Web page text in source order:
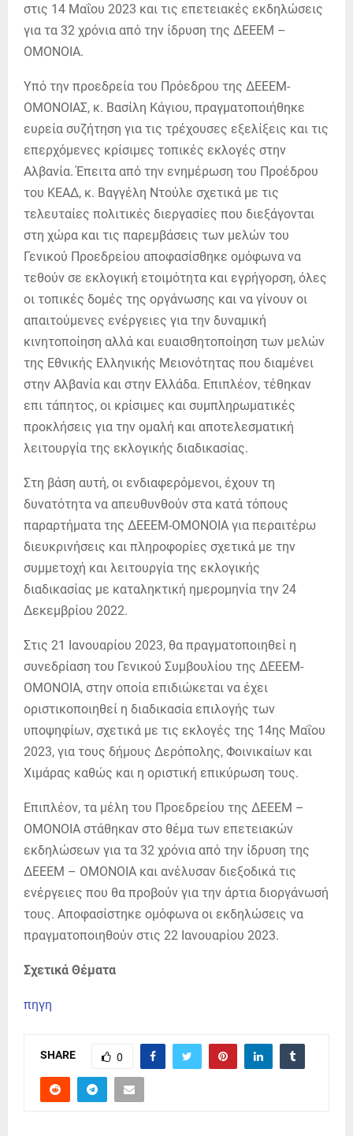
στις 14 Μαΐου 2023 και τις επετειακές εκδηλώσεις
για τα 32 χρόνια από την ίδρυση της ΔΕΕΕΜ –
ΟΜΟΝΟΙΑ.
Υπό την προεδρεία του Πρόεδρου της ΔΕΕΕΜ-
ΟΜΟΝΟΙΑΣ, κ. Βασίλη Κάγιου, πραγματοποιήθηκε
ευρεία συζήτηση για τις τρέχουσες εξελίξεις και τις
επερχόμενες κρίσιμες τοπικές εκλογές στην
Αλβανία. Έπειτα από την ενημέρωση του Προέδρου
του ΚΕΑΔ, κ. Βαγγέλη Ντούλε σχετικά με τις
τελευταίες πολιτικές διεργασίες που διεξάγονται
στη χώρα και τις παρεμβάσεις των μελών του
Γενικού Προεδρείου αποφασίσθηκε ομόφωνα να
τεθούν σε εκλογική ετοιμότητα και εγρήγορση, όλες
οι τοπικές δομές της οργάνωσης και να γίνουν οι
απαιτούμενες ενέργειες για την δυναμική
κινητοποίηση αλλά και ευαισθητοποίηση των μελών
της Εθνικής Ελληνικής Μειονότητας που διαμένει
στην Αλβανία και στην Ελλάδα. Επιπλέον, τέθηκαν
επι τάπητος, οι κρίσιμες και συμπληρωματικές
προκλήσεις για την ομαλή και αποτελεσματική
λειτουργία της εκλογικής διαδικασίας.
Στη βάση αυτή, οι ενδιαφερόμενοι, έχουν τη
δυνατότητα να απευθυνθούν στα κατά τόπους
παραρτήματα της ΔΕΕΕΜ-ΟΜΟΝΟΙΑ για περαιτέρω
διευκρινήσεις και πληροφορίες σχετικά με την
συμμετοχή και λειτουργία της εκλογικής
διαδικασίας με καταληκτική ημερομηνία την 24
Δεκεμβρίου 2022.
Στις 21 Ιανουαρίου 2023, θα πραγματοποιηθεί η
συνεδρίαση του Γενικού Συμβουλίου της ΔΕΕΕΜ-
ΟΜΟΝΟΙΑ, στην οποία επιδιώκεται να έχει
οριστικοποιηθεί η διαδικασία επιλογής των
υποψηφίων, σχετικά με τις εκλογές της 14ης Μαΐου
2023, για τους δήμους Δερόπολης, Φοινικαίων και
Χιμάρας καθώς και η οριστική επικύρωση τους.
Επιπλέον, τα μέλη του Προεδρείου της ΔΕΕΕΜ –
ΟΜΟΝΟΙΑ στάθηκαν στο θέμα των επετειακών
εκδηλώσεων για τα 32 χρόνια από την ίδρυση της
ΔΕΕΕΜ – ΟΜΟΝΟΙΑ και ανέλυσαν διεξοδικά τις
ενέργειες που θα προβούν για την άρτια διοργάνωσή
τους. Αποφασίστηκε ομόφωνα οι εκδηλώσεις να
πραγματοποιηθούν στις 22 Ιανουαρίου 2023.
Σχετικά Θέματα
πηγη
SHARE 0